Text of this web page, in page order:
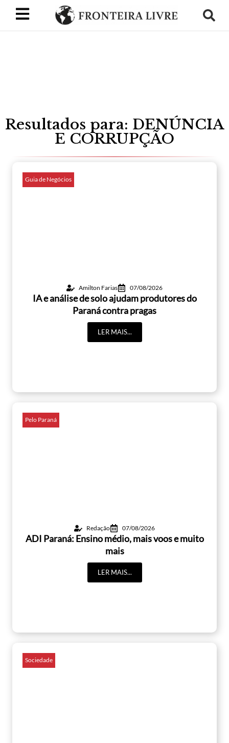
Resultados para: DENÚNCIA
E CORRUPÇÃO
Guia de Negócios
Amilton Farias 07/08/2026
IA e análise de solo ajudam produtores do
Paraná contra pragas
LER MAIS...
Pelo Paraná
Redação 07/08/2026
ADI Paraná: Ensino médio, mais voos e muito
mais
LER MAIS...
Sociedade